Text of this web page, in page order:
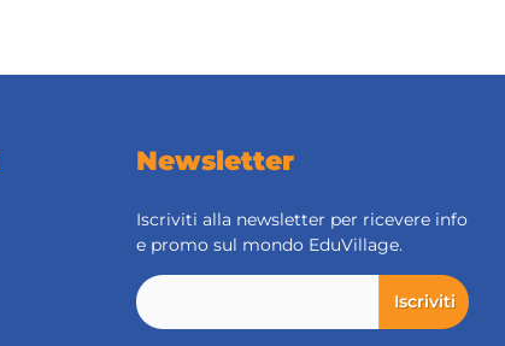
Newsletter
Iscriviti alla newsletter per ricevere info
e promo sul mondo EduVillage.